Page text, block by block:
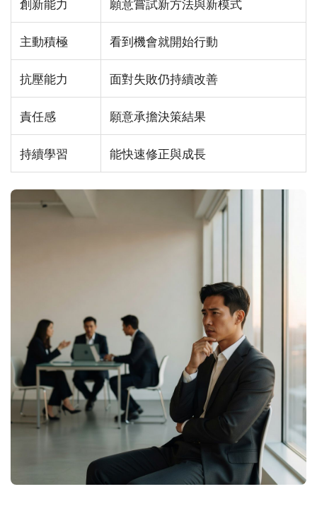
主動積極 看到機會就開始行動
抗壓能力 面對失敗仍持續改善
責任感 願意承擔決策結果
持續學習 能快速修正與成長